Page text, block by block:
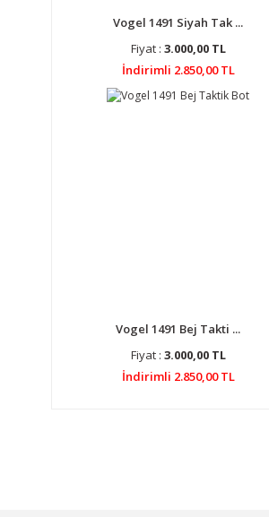
Vogel 1491 Siyah Tak ...
Fiyat : 3.000,00 TL
İndirimli 2.850,00 TL
Vogel 1491 Bej Takti ...
Fiyat : 3.000,00 TL
İndirimli 2.850,00 TL